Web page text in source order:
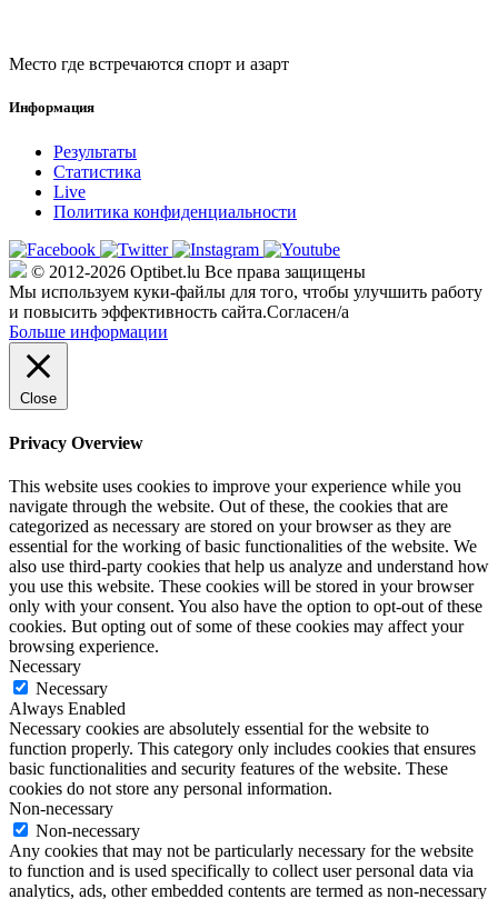
Место где встречаются спорт и азарт
Информация
Результаты
Статистика
Live
Политика конфиденциальности
© 2012-2026 Optibet.lu Все права защищены
Мы используем куки-файлы для того, чтобы улучшить работу
и повысить эффективность сайта.Согласен/а
Больше информации
Close
Privacy Overview
This website uses cookies to improve your experience while you
navigate through the website. Out of these, the cookies that are
categorized as necessary are stored on your browser as they are
essential for the working of basic functionalities of the website. We
also use third-party cookies that help us analyze and understand how
you use this website. These cookies will be stored in your browser
only with your consent. You also have the option to opt-out of these
cookies. But opting out of some of these cookies may affect your
browsing experience.
Necessary
Necessary
Always Enabled
Necessary cookies are absolutely essential for the website to
function properly. This category only includes cookies that ensures
basic functionalities and security features of the website. These
cookies do not store any personal information.
Non-necessary
Non-necessary
Any cookies that may not be particularly necessary for the website
to function and is used specifically to collect user personal data via
analytics, ads, other embedded contents are termed as non-necessary